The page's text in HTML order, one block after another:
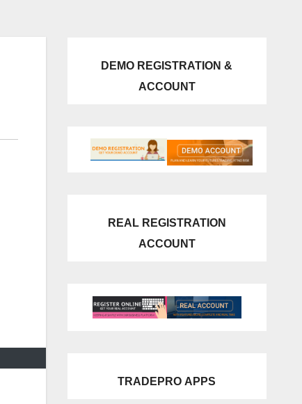
DEMO REGISTRATION &
ACCOUNT
REAL REGISTRATION
ACCOUNT
TRADEPRO APPS